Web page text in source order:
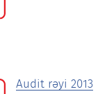
Audit rəyi 2013